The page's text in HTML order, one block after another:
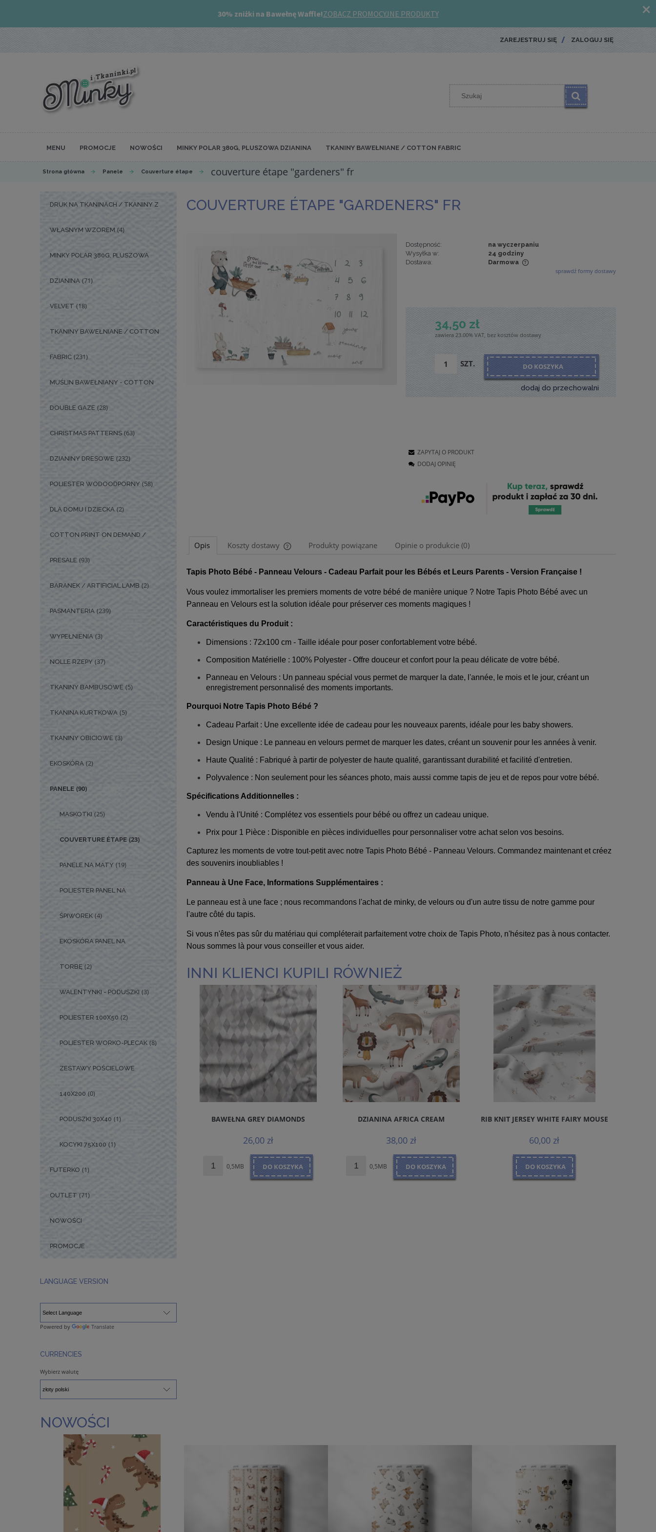
ZAREJESTRUJ SIĘ ZALOGUJ SIĘ
MENU PROMOCJE NOWOŚCI MINKY POLAR 380G, PLUSZOWA DZIANINA TKANINY BAWEŁNIANE / COTTON FABRIC
Strona główna Panele Couverture étape couverture étape "gardeners" fr
DRUK NA TKANINACH / TKANINY Z
WŁASNYM WZOREM (4)
MINKY POLAR 380G, PLUSZOWA
DZIANINA (71)
VELVET (18)
TKANINY BAWEŁNIANE / COTTON
FABRIC (231)
MUŚLIN BAWEŁNIANY - COTTON
DOUBLE GAZE (28)
CHRISTMAS PATTERNS (63)
DZIANINY DRESOWE (232)
POLIESTER WODOODPORNY (58)
DLA DOMU I DZIECKA (2)
COTTON PRINT ON DEMAND /
PRESALE (93)
BARANEK / ARTIFICIAL LAMB (2)
PASMANTERIA (239)
WYPEŁNIENIA (3)
NOLLE RZEPY (37)
TKANINY BAMBUSOWE (5)
TKANINA KURTKOWA (5)
TKANINY OBICIOWE (3)
EKOSKÓRA (2)
PANELE (90)
MASKOTKI (25)
COUVERTURE ÉTAPE (23)
PANELE NA MATY (19)
POLIESTER PANEL NA
ŚPIWOREK (4)
EKOSKÓRA PANEL NA
TORBĘ (2)
WALENTYNKI - PODUSZKI (3)
POLIESTER 100X50 (2)
POLIESTER WORKO-PLECAK (8)
ZESTAWY POŚCIELOWE
140X200 (0)
PODUSZKI 30X40 (1)
KOCYKI 75X100 (1)
FUTERKO (1)
OUTLET (71)
NOWOŚCI
PROMOCJE
LANGUAGE VERSION
Powered by Translate
CURRENCIES
Wybierz walutę
COUVERTURE ÉTAPE "GARDENERS" FR
Dostępność:
na wyczerpaniu
Wysyłka w:
24 godziny
Dostawa:
Darmowa
sprawdź formy dostawy
34,50 zł
zawiera 23.00% VAT, bez kosztów dostawy
SZT. DO KOSZYKA
dodaj do przechowalni
ZAPYTAJ O PRODUKT
DODAJ OPINIĘ
Opis Koszty dostawy
Cena nie zawiera ewentualnych kosztów
Produkty powiązane Opinie o produkcie (0)
Tapis Photo Bébé - Panneau Velours - Cadeau Parfait pour les Bébés et Leurs Parents - Version Française !
Vous voulez immortaliser les premiers moments de votre bébé de manière unique ? Notre Tapis Photo Bébé avec un
Panneau en Velours est la solution idéale pour préserver ces moments magiques !
Caractéristiques du Produit :
Dimensions : 72x100 cm - Taille idéale pour poser confortablement votre bébé.
Composition Matérielle : 100% Polyester - Offre douceur et confort pour la peau délicate de votre bébé.
Panneau en Velours : Un panneau spécial vous permet de marquer la date, l'année, le mois et le jour, créant un
enregistrement personnalisé des moments importants.
Pourquoi Notre Tapis Photo Bébé ?
Cadeau Parfait : Une excellente idée de cadeau pour les nouveaux parents, idéale pour les baby showers.
Design Unique : Le panneau en velours permet de marquer les dates, créant un souvenir pour les années à venir.
Haute Qualité : Fabriqué à partir de polyester de haute qualité, garantissant durabilité et facilité d'entretien.
Polyvalence : Non seulement pour les séances photo, mais aussi comme tapis de jeu et de repos pour votre bébé.
Spécifications Additionnelles :
Vendu à l'Unité : Complétez vos essentiels pour bébé ou offrez un cadeau unique.
Prix pour 1 Pièce : Disponible en pièces individuelles pour personnaliser votre achat selon vos besoins.
Capturez les moments de votre tout-petit avec notre Tapis Photo Bébé - Panneau Velours. Commandez maintenant et créez
des souvenirs inoubliables !
Panneau à Une Face, Informations Supplémentaires :
Le panneau est à une face ; nous recommandons l'achat de minky, de velours ou d'un autre tissu de notre gamme pour
l'autre côté du tapis.
Si vous n'êtes pas sûr du matériau qui compléterait parfaitement votre choix de Tapis Photo, n'hésitez pas à nous contacter.
Nous sommes là pour vous conseiller et vous aider.
INNI KLIENCI KUPILI RÓWNIEŻ
BAWEŁNA GREY DIAMONDS
26,00 zł
0,5MB DO KOSZYKA
DZIANINA AFRICA CREAM
38,00 zł
0,5MB DO KOSZYKA
RIB KNIT JERSEY WHITE FAIRY MOUSE
60,00 zł
DO KOSZYKA
NOWOŚCI